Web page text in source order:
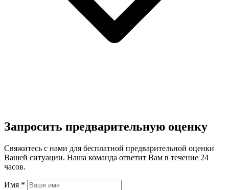
Запросить предварительную оценку
Свяжитесь с нами для бесплатной предварительной оценки
Вашей ситуации. Наша команда ответит Вам в течение 24
часов.
Имя *